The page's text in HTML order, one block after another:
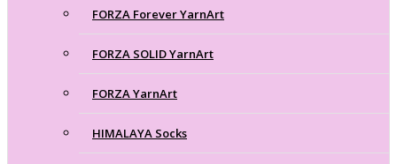
FORZA Forever YarnArt
FORZA SOLID YarnArt
FORZA YarnArt
HIMALAYA Socks